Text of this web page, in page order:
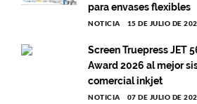
para envases flexibles
NOTICIA 15 DE JULIO DE
Screen Truepress JET
Award 2026 al mejor
comercial inkjet
NOTICIA 07 DE JULIO DE